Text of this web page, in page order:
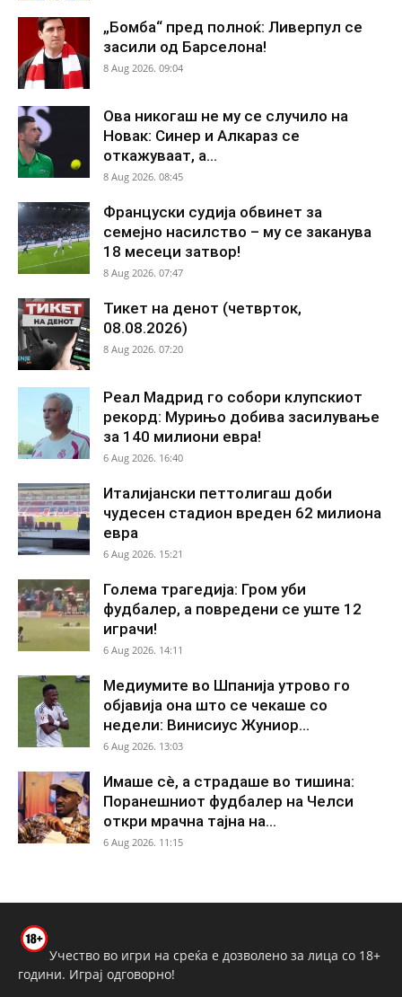
„Бомба“ пред полноќ: Ливерпул се
засили од Барселона!
8 Aug 2026. 09:04
Ова никогаш не му се случило на
Новак: Синер и Алкараз се
откажуваат, а...
8 Aug 2026. 08:45
Француски судија обвинет за
семејно насилство – му се заканува
18 месеци затвор!
8 Aug 2026. 07:47
Тикет на денот (четврток,
08.08.2026)
8 Aug 2026. 07:20
Реал Мадрид го собори клупскиот
рекорд: Мурињо добива засилување
за 140 милиони евра!
6 Aug 2026. 16:40
Италијански петтолигаш доби
чудесен стадион вреден 62 милиона
евра
6 Aug 2026. 15:21
Голема трагедија: Гром уби
фудбалер, а повредени се уште 12
играчи!
6 Aug 2026. 14:11
Медиумите во Шпанија утрово го
објавија она што се чекаше со
недели: Винисиус Жуниор...
6 Aug 2026. 13:03
Имаше сè, а страдаше во тишина:
Поранешниот фудбалер на Челси
откри мрачна тајна на...
6 Aug 2026. 11:15
Учество во игри на среќа е дозволено за лица со 18+
години. Играј одговорно!